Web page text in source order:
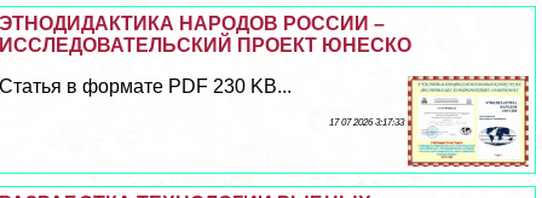
ЭТНОДИДАКТИКА НАРОДОВ РОССИИ –
ИССЛЕДОВАТЕЛЬСКИЙ ПРОЕКТ ЮНЕСКО
Статья в формате PDF 230 KB...
17 07 2026 3:17:33